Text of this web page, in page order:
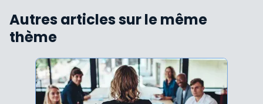
Autres articles sur le même
thème